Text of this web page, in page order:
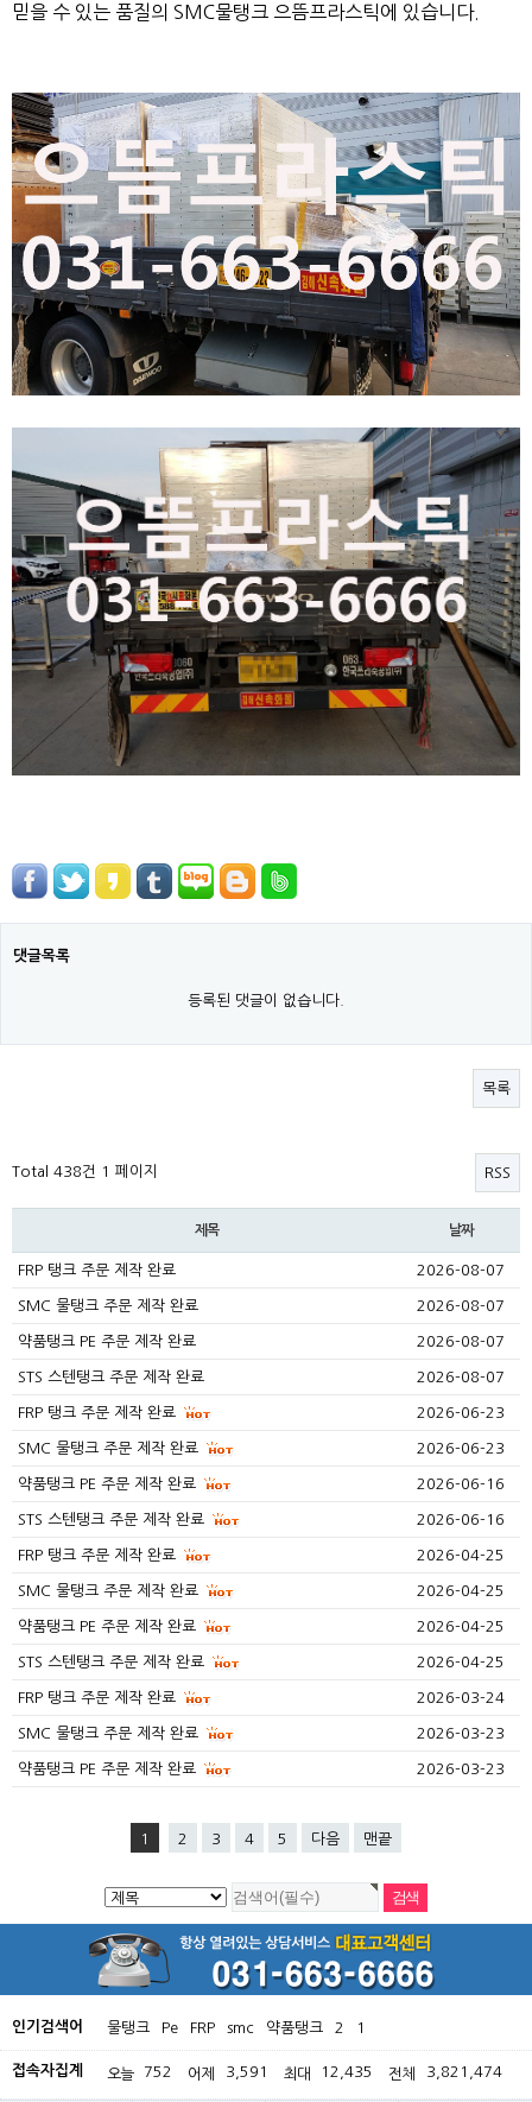
믿을 수 있는 품질의 SMC물탱크 으뜸프라스틱에 있습니다.
댓글목록
등록된 댓글이 없습니다.
목록
Total 438건 1 페이지 RSS
제목 날짜
FRP 탱크 주문 제작 완료 2026-08-07
SMC 물탱크 주문 제작 완료 2026-08-07
약품탱크 PE 주문 제작 완료 2026-08-07
STS 스텐탱크 주문 제작 완료 2026-08-07
FRP 탱크 주문 제작 완료 2026-06-23
SMC 물탱크 주문 제작 완료 2026-06-23
약품탱크 PE 주문 제작 완료 2026-06-16
STS 스텐탱크 주문 제작 완료 2026-06-16
FRP 탱크 주문 제작 완료 2026-04-25
SMC 물탱크 주문 제작 완료 2026-04-25
약품탱크 PE 주문 제작 완료 2026-04-25
STS 스텐탱크 주문 제작 완료 2026-04-25
FRP 탱크 주문 제작 완료 2026-03-24
SMC 물탱크 주문 제작 완료 2026-03-23
약품탱크 PE 주문 제작 완료 2026-03-23
1 2 3 4 5 다음 맨끝
인기검색어 물탱크 Pe FRP smc 약품탱크 2 1
접속자집계 오늘 752 어제 3,591 최대 12,435 전체 3,821,474